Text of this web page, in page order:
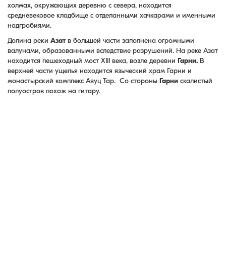
холмах, окружающих деревню с севера, находится
средневековое кладбище с отделанными хачкарами и именными
надгробиями.
Долина реки Азатв большей части заполнена огромными
валунами, образованными вследствие разрушений. На реке Азат
находится пешеходный мост XIII века, возле деревни Гарни. В
верхней части ущелья находится языческий храм Гарни и
монастырский комплекс Авуц Тар. Со стороны Гарни скалистый
полуостров похож на гитару.